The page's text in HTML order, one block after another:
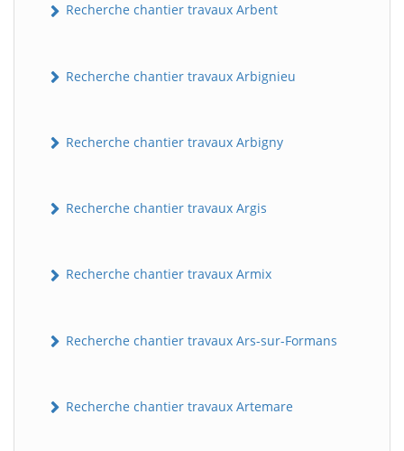
Recherche chantier travaux Arbent
Recherche chantier travaux Arbignieu
Recherche chantier travaux Arbigny
Recherche chantier travaux Argis
Recherche chantier travaux Armix
Recherche chantier travaux Ars-sur-Formans
Recherche chantier travaux Artemare